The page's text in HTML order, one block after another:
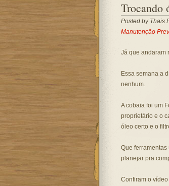
Trocando
Posted by Thais
Manutenção
Já que andaram
Essa semana a
nenhum.
A cobaia foi um
proprietário e o
óleo certo e o
Que
planejar pra
Confiram o